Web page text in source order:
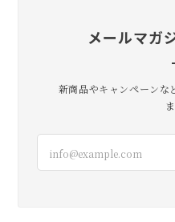
届きました！ ありがと
無事到着よか
い方試してみ
メールマガ
新商品やキャンペーンな